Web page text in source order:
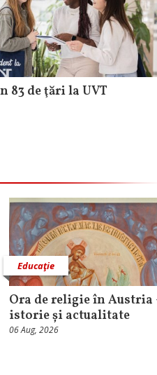
83 de ţări la UVT
Educaţie
Ora de religie în Austria
istorie și actualitate
06 Aug, 2026